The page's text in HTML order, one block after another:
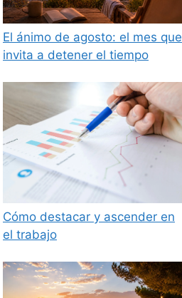
El ánimo de agosto: el mes que
invita a detener el tiempo
Cómo destacar y ascender en
el trabajo